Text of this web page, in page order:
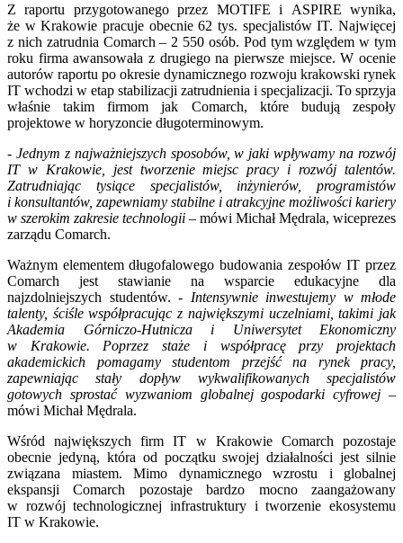
Z raportu przygotowanego przez MOTIFE i ASPIRE wynika,
że w Krakowie pracuje obecnie 62 tys. specjalistów IT. Najwięcej
z nich zatrudnia Comarch – 2 550 osób. Pod tym względem w tym
roku firma awansowała z drugiego na pierwsze miejsce. W ocenie
autorów raportu po okresie dynamicznego rozwoju krakowski rynek
IT wchodzi w etap stabilizacji zatrudnienia i specjalizacji. To sprzyja
właśnie takim firmom jak Comarch, które budują zespoły
projektowe w horyzoncie długoterminowym.
- Jednym z najważniejszych sposobów, w jaki wpływamy na rozwój
IT w Krakowie, jest tworzenie miejsc pracy i rozwój talentów.
Zatrudniając tysiące specjalistów, inżynierów, programistów
i konsultantów, zapewniamy stabilne i atrakcyjne możliwości kariery
w szerokim zakresie technologii – mówi Michał Mędrala, wiceprezes
zarządu Comarch.
Ważnym elementem długofalowego budowania zespołów IT przez
Comarch jest stawianie na wsparcie edukacyjne dla
najzdolniejszych studentów. - Intensywnie inwestujemy w młode
talenty, ściśle współpracując z największymi uczelniami, takimi jak
Akademia Górniczo-Hutnicza i Uniwersytet Ekonomiczny
w Krakowie. Poprzez staże i współpracę przy projektach
akademickich pomagamy studentom przejść na rynek pracy,
zapewniając stały dopływ wykwalifikowanych specjalistów
gotowych sprostać wyzwaniom globalnej gospodarki cyfrowej –
mówi Michał Mędrala.
Wśród największych firm IT w Krakowie Comarch pozostaje
obecnie jedyną, która od początku swojej działalności jest silnie
związana miastem. Mimo dynamicznego wzrostu i globalnej
ekspansji Comarch pozostaje bardzo mocno zaangażowany
w rozwój technologicznej infrastruktury i tworzenie ekosystemu
IT w Krakowie.